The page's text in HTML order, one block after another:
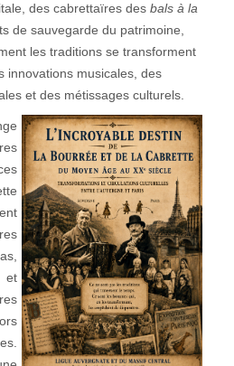
des cabrettaïres des bals à la
de sauvegarde du patrimoine,
les traditions se transforment
innovations musicales, des
et des métissages culturels.
et